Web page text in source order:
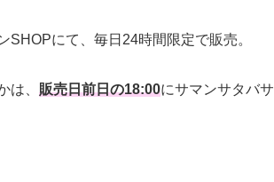
にて、毎日24時間限定で販売。
は、 販売日前日の18:00にサマンサタバサ